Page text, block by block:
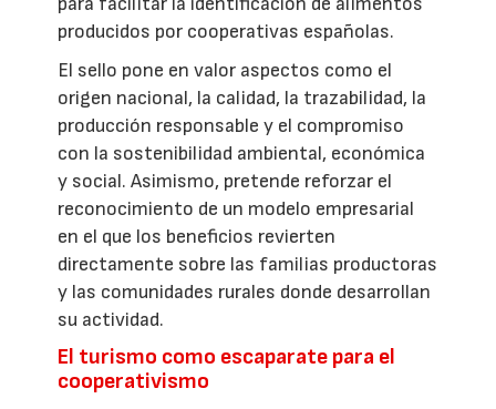
producidos por cooperativas españolas.
El sello pone en valor aspectos como el
origen nacional, la calidad, la trazabilidad, la
producción responsable y el compromiso
con la sostenibilidad ambiental, económica
y social. Asimismo, pretende reforzar el
reconocimiento de un modelo empresarial
en el que los beneficios revierten
directamente sobre las familias productoras
y las comunidades rurales donde desarrollan
su actividad.
El turismo como escaparate para el
cooperativismo